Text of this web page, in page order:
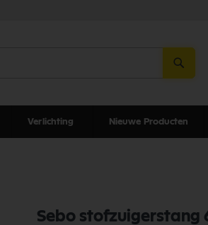
Verlichting Nieuwe Producten
Sebo stofzuigerstang